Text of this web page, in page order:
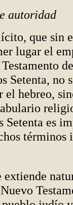
autoridad
que sin
lugar el
Setenta, no
hebreo,
es
términos
extiende